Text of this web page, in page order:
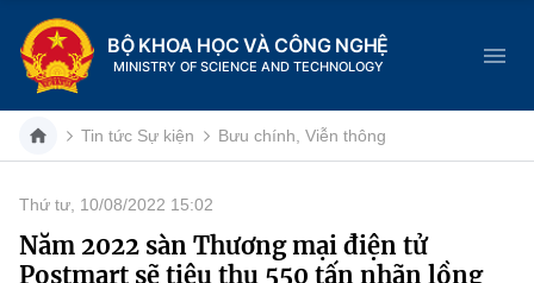
BỘ KHOA HỌC VÀ CÔNG NGHỆ
MINISTRY OF SCIENCE AND TECHNOLOGY
Danh mục
Tin tức Sự kiện Bưu chính, Viễn thông
Thứ tư, 10/08/2022 15:02
Năm 2022 sàn Thương mại điện tử
Postmart sẽ tiêu thụ 550 tấn nhãn lồng